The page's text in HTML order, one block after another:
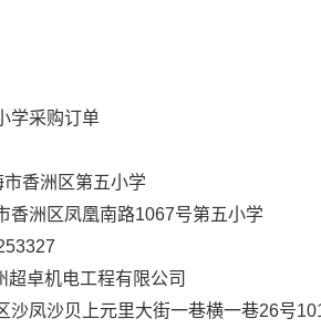
学采购订单
香洲区第五小学
香洲区凤凰南路1067号第五小学
超卓机电工程有限公司
沙凤沙贝上元里大街一巷横一巷26号